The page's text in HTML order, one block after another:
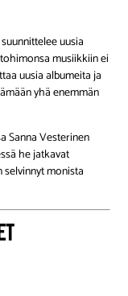
uusia
musiikkiin ei
uusia albumeita ja
yhä enemmän
Sanna Vesterinen
he jatkavat
monista